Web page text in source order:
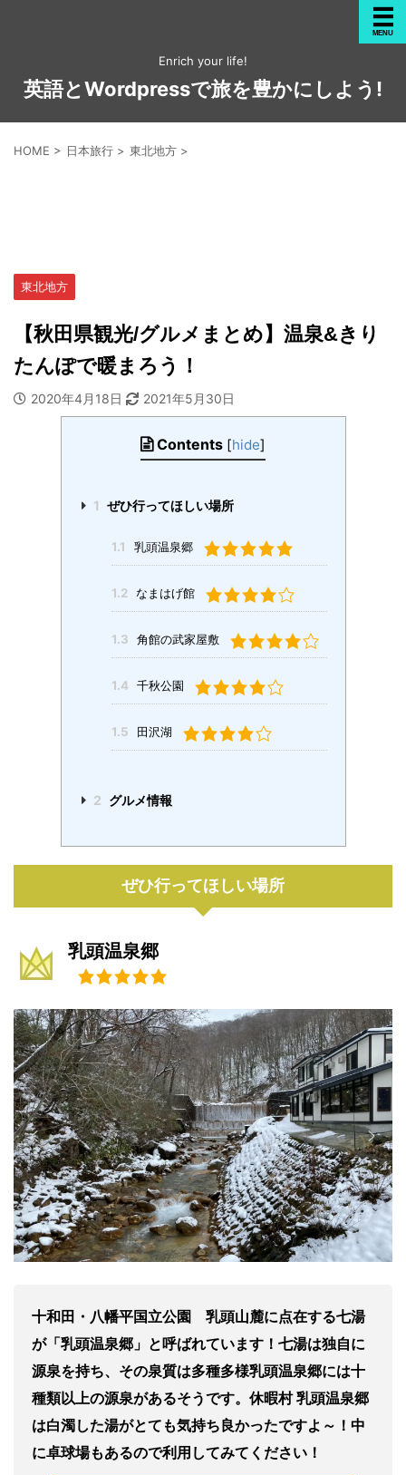
Enrich your life!
英語とWordpressで旅を豊かにしよう!
HOME > 日本旅行 > 東北地方 >
東北地方
【秋田県観光/グルメまとめ】温泉&きり
たんぽで暖まろう！
2020年4月18日 2021年5月30日
Contents [hide]
1 ぜひ行ってほしい場所
1.1 乳頭温泉郷
1.2 なまはげ館
1.3 角館の武家屋敷
1.4 千秋公園
1.5 田沢湖
2 グルメ情報
ぜひ行ってほしい場所
乳頭温泉郷
十和田・八幡平国立公園 乳頭山麓に点在する七湯
が「乳頭温泉郷」と呼ばれています！七湯は独自に
源泉を持ち、その泉質は多種多様乳頭温泉郷には十
種類以上の源泉があるそうです。休暇村 乳頭温泉郷
は白濁した湯がとても気持ち良かったですよ～！中
に卓球場もあるので利用してみてください！